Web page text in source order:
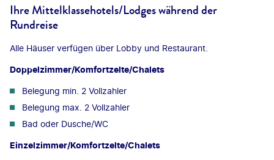
Ihre Mittelklassehotels/Lodges während der
Rundreise
Alle Häuser verfügen über Lobby und Restaurant.
Doppelzimmer/Komfortzelte/Chalets
Belegung min. 2 Vollzahler
Belegung max. 2 Vollzahler
Bad oder Dusche/WC
Einzelzimmer/Komfortzelte/Chalets